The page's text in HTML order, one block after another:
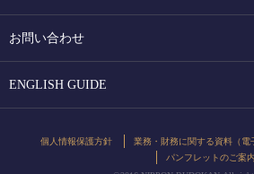
お問い合わせ
ENGLISH GUIDE
個人情報保護方針 業務・財務に関する資料（電
パンフレットのご案内